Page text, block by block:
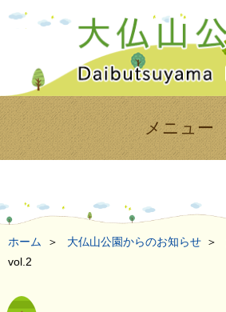
メニュー
ホーム 大仏山公園からのお知らせ
vol.2